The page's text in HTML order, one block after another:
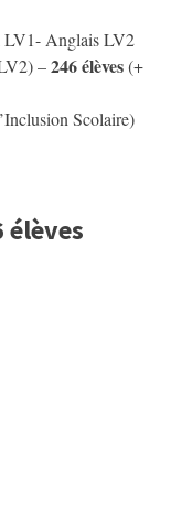
LV1- Anglais LV2
–246 élèves(+
Scolaire)
élèves